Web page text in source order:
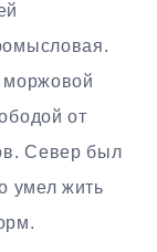
от
Север был
умел жить